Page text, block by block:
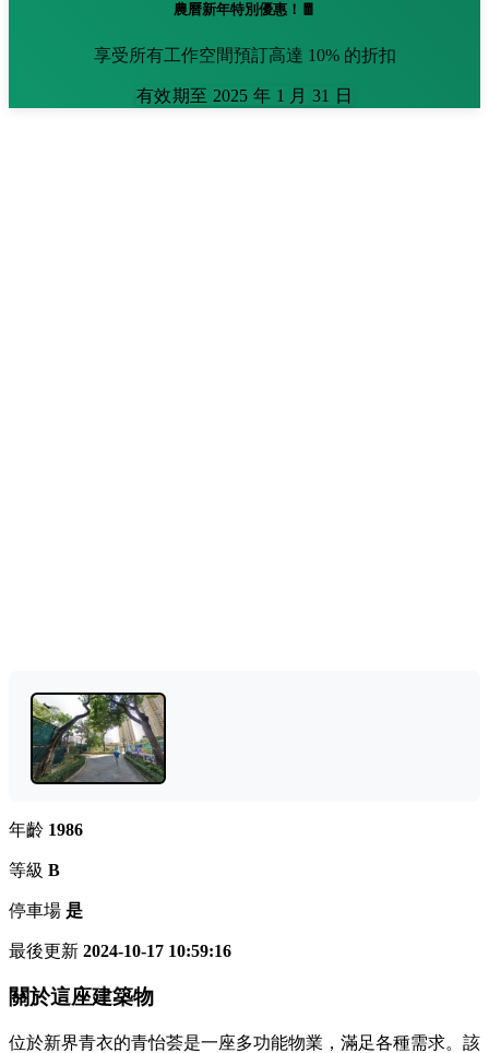
農曆新年特別優惠！🧧
享受所有工作空間預訂高達 10% 的折扣
有效期至 2025 年 1 月 31 日
年齡 1986
等級 B
停車場 是
最後更新 2024-10-17 10:59:16
關於這座建築物
位於新界青衣的青怡荟是一座多功能物業，滿足各種需求。該